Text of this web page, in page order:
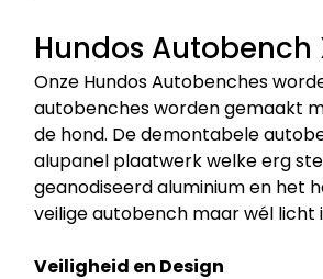
Hundos Autobench
Onze Hundos Autobenches
autobenches worden gemaakt
de hond. De demontabele
alupanel plaatwerk welke erg
geanodiseerd aluminium en het
veilige autobench maar wél licht
Veiligheid en Design